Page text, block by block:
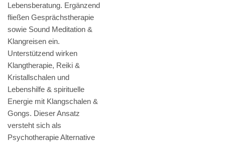
Lebensberatung. Ergänzend
fließen Gesprächstherapie
sowie Sound Meditation &
Klangreisen ein.
Unterstützend wirken
Klangtherapie, Reiki &
Kristallschalen und
Lebenshilfe & spirituelle
Energie mit Klangschalen &
Gongs. Dieser Ansatz
versteht sich als
Psychotherapie Alternative